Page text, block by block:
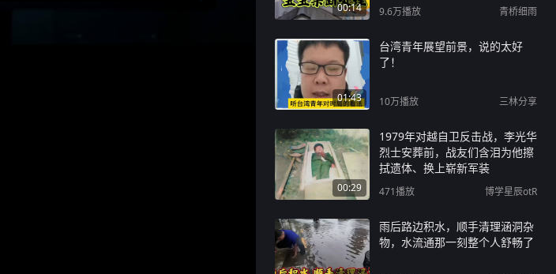
00:14 9.6万播放 青桥细雨
01:43
台湾青年展望前景，说的太好
了！
10万播放 三林分享
00:29
1979年对越自卫反击战，李光华
烈士安葬前，战友们含泪为他擦
拭遗体、换上崭新军装
471播放 博学星辰otR
雨后路边积水，顺手清理涵洞杂
物，水流通那一刻整个人舒畅了